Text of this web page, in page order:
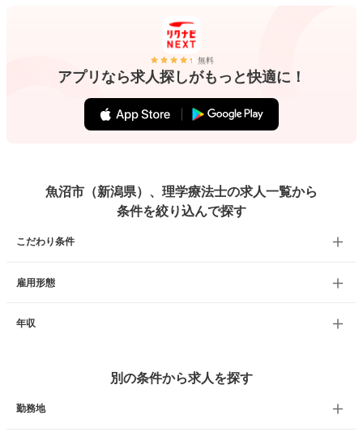
無料
アプリなら求人探しがもっと快適に！
魚沼市（新潟県）、理学療法士の求人一覧から
条件を絞り込んで探す
こだわり条件
雇用形態
年収
別の条件から求人を探す
勤務地